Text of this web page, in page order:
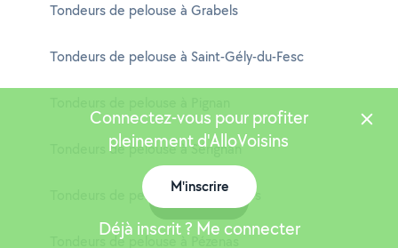
Tondeurs de pelouse à Grabels
Tondeurs de pelouse à Saint-Gély-du-Fesc
Tondeurs de pelouse à Sérignan
Tondeurs de pelouse à Vendargues
Tondeurs de pelouse à Pézenas
Connectez-vous pour profiter
pleinement d'AlloVoisins
M'inscrire
Déjà inscrit ? Me connecter